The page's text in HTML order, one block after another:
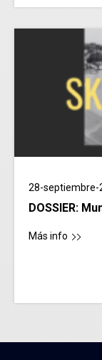
28-septiembre-
DOSSIER:
Más info